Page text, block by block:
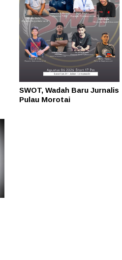
SWOT, Wadah Baru Jurnalis
Pulau Morotai